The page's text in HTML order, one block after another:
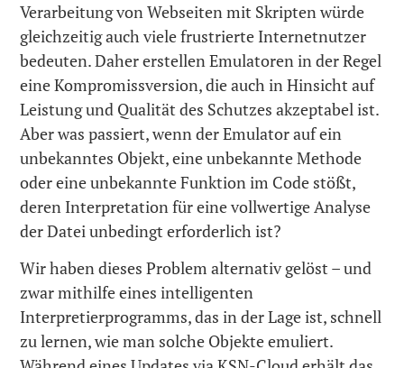
Verarbeitung von Webseiten mit Skripten würde
gleichzeitig auch viele frustrierte Internetnutzer
bedeuten. Daher erstellen Emulatoren in der Regel
eine Kompromissversion, die auch in Hinsicht auf
Leistung und Qualität des Schutzes akzeptabel ist.
Aber was passiert, wenn der Emulator auf ein
unbekanntes Objekt, eine unbekannte Methode
oder eine unbekannte Funktion im Code stößt,
deren Interpretation für eine vollwertige Analyse
der Datei unbedingt erforderlich ist?
Wir haben dieses Problem alternativ gelöst – und
zwar mithilfe eines intelligenten
Interpretierprogramms, das in der Lage ist, schnell
zu lernen, wie man solche Objekte emuliert.